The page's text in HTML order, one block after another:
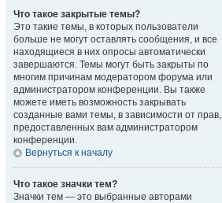
Что такое закрытые темы?
Это такие темы, в которых пользователи
больше не могут оставлять сообщения, и все
находящиеся в них опросы автоматически
завершаются. Темы могут быть закрыты по
многим причинам модератором форума или
администратором конференции. Вы также
можете иметь возможность закрывать
созданные вами темы, в зависимости от прав,
предоставленных вам администратором
конференции.
Вернуться к началу
Что такое значки тем?
Значки тем — это выбранные авторами